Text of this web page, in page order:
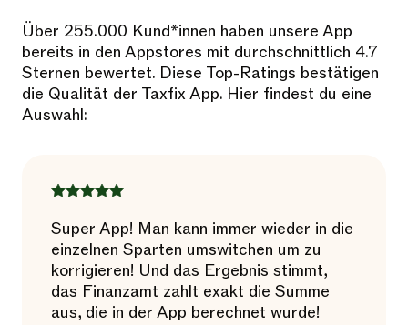
Über 255.000 Kund*innen haben unsere App
bereits in den Appstores mit durchschnittlich 4.7
Sternen bewertet. Diese Top-Ratings bestätigen
die Qualität der Taxfix App. Hier findest du eine
Auswahl:
Super App! Man kann immer wieder in die
einzelnen Sparten umswitchen um zu
korrigieren! Und das Ergebnis stimmt,
das Finanzamt zahlt exakt die Summe
aus, die in der App berechnet wurde!